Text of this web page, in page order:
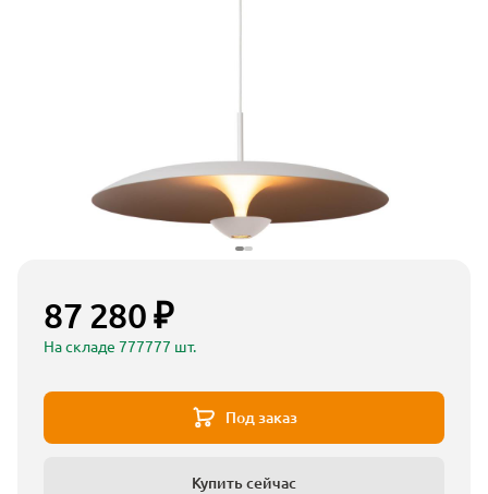
87 280 ₽
На складе 777777 шт.
Под заказ
Купить сейчас